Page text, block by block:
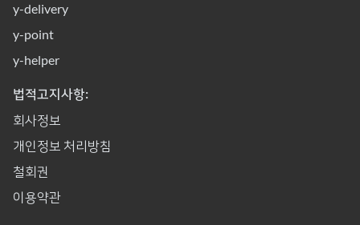
y-delivery
y-point
y-helper
법적고지사항:
회사정보
개인정보 처리방침
철회권
이용약관